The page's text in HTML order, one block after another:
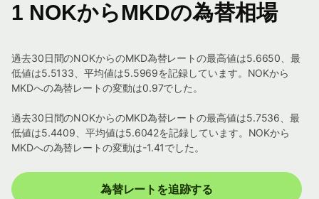
1 NOKからMKDの為替相場
過去30日間のNOKからのMKD為替レートの最高値は5.6650、最
低値は5.5133、平均値は5.5969を記録しています。NOKから
MKDへの為替レートの変動は0.97でした。
過去30日間のNOKからのMKD為替レートの最高値は5.7536、最
低値は5.4409、平均値は5.6042を記録しています。NOKから
MKDへの為替レートの変動は-1.41でした。
為替レートを追跡する